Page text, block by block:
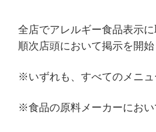
全店でアレルギー食品表示に
順次店頭において掲示を開始
※いずれも、すべてのメニュ
※食品の原料メーカーにおい